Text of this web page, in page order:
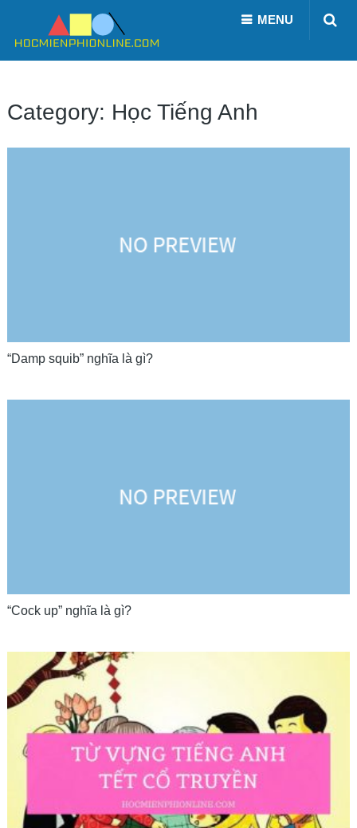
MENU
Category: Học Tiếng Anh
“Damp squib” nghĩa là gì?
“Cock up” nghĩa là gì?